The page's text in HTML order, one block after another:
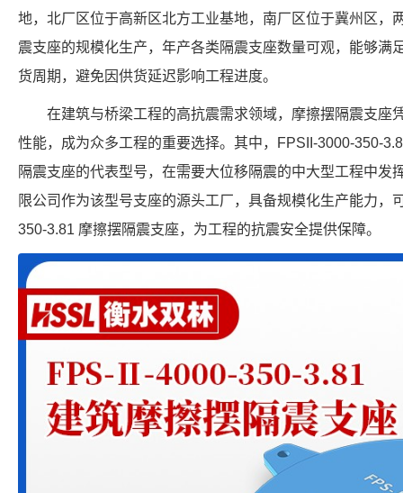
地，北厂区位于高新区北方工业基地，南厂区位于冀州区，
震支座的规模化生产，年产各类隔震支座数量可观，能够满
货周期，避免因供货延迟影响工程进度。
在建筑与桥梁工程的高抗震需求领域，摩擦摆隔震支座
性能，成为众多工程的重要选择。其中，FPSII-3000-350-
隔震支座的代表型号，在需要大位移隔震的中大型工程中发
限公司作为该型号支座的源头工厂，具备规模化生产能力，
350-3.81 摩擦摆隔震支座，为工程的抗震安全提供保障。